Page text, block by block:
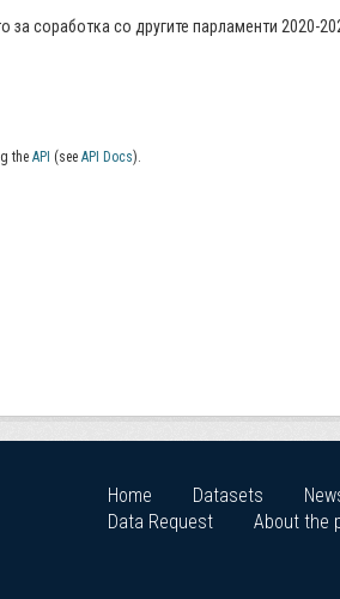
за соработка со другите парламенти 2020-
the API (see API Docs).
Home Datasets
Data Request
About the